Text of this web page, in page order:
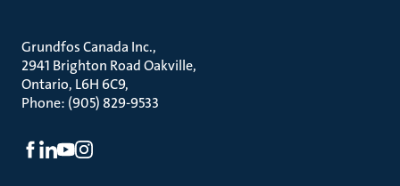
Grundfos Canada Inc.
2941 Brighton Road Oakville
Ontario, L6H 6C9
Phone: (905) 829-9533